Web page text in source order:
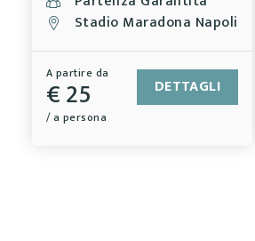
Stadio Maradona Napoli
A partire da
€ 25
/ a persona
DETTAGLI